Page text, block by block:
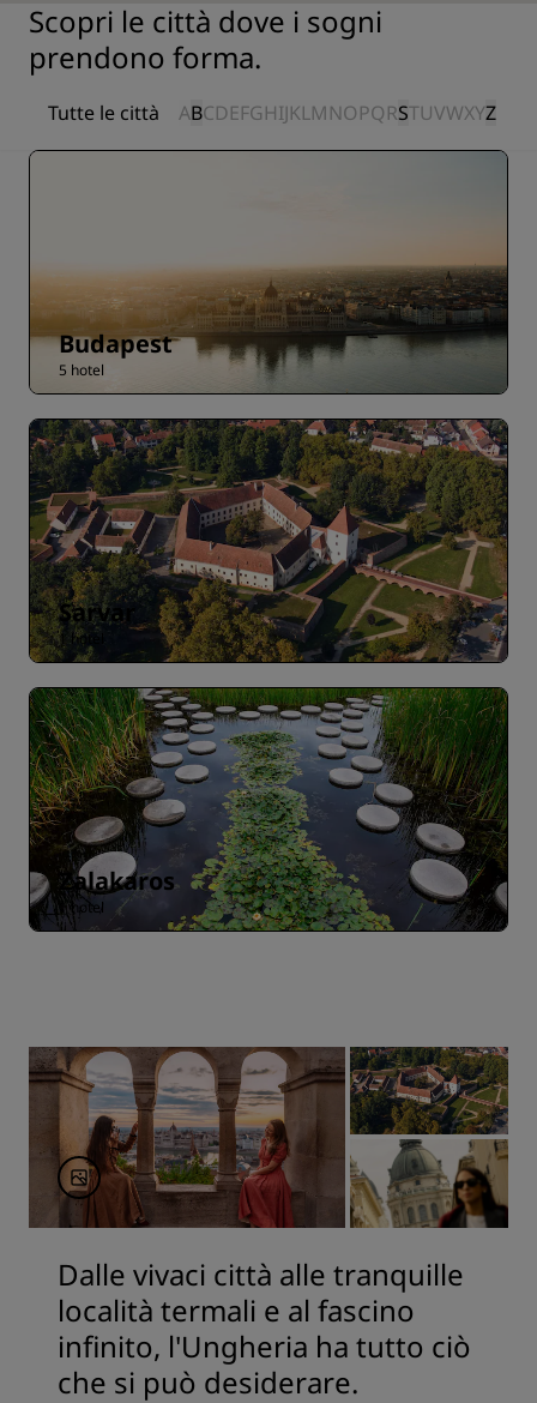
Scopri le città dove i sogni
prendono forma.
Tutte le città ABCDEFGHIJKLMNOPQRSTUVWXYZ
Budapest
5 hotel
Sarvar
1 hotel
Zalakaros
1 hotel
Dalle vivaci città alle tranquille
località termali e al fascino
infinito, l'Ungheria ha tutto ciò
che si può desiderare.